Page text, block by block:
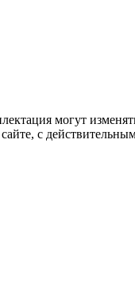
могут
с